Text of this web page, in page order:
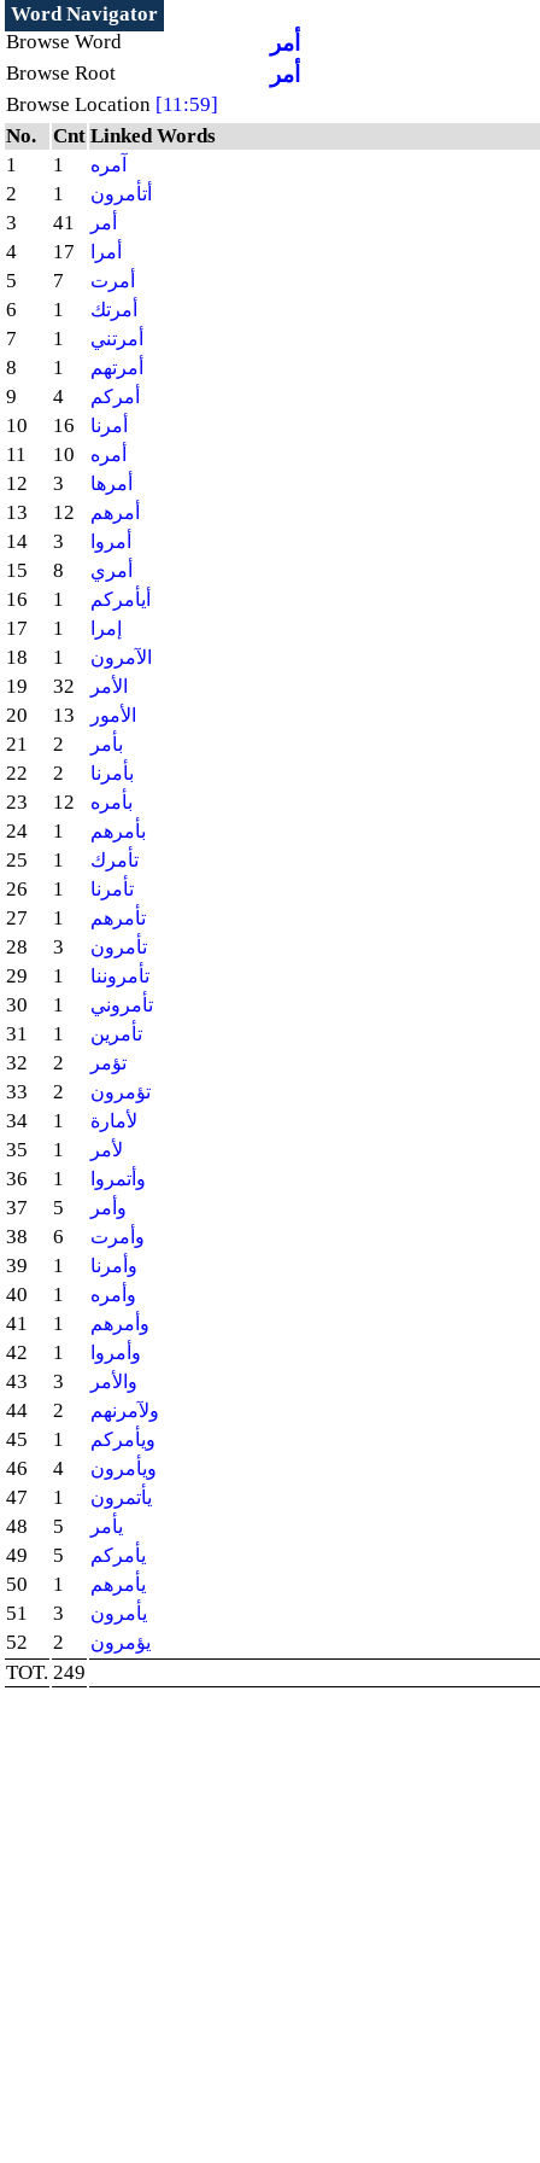
Word Navigator
Browse Word
أمر
Browse Root أمر
Browse Location [11:59]
No.
Cnt Linked Words
1
1 آمره
2 1 أتأمرون
3 41 أمر
4 17 أمرا
5 7 أمرت
6 1 أمرتك
7 1 أمرتني
8 1 أمرتهم
9 4 أمركم
10 16 أمرنا
11 10 أمره
12 3 أمرها
13 12 أمرهم
14 3 أمروا
15 8 أمري
16 1 أيأمركم
17 1 إمرا
18 1 الآمرون
19 32 الأمر
20 13 الأمور
21 2 بأمر
22 2 بأمرنا
23 12 بأمره
24 1 بأمرهم
25 1 تأمرك
26 1 تأمرنا
27 1 تأمرهم
28 3 تأمرون
29 1 تأمروننا
30 1 تأمروني
31 1 تأمرين
32 2 تؤمر
33 2 تؤمرون
34 1 لأمارة
35 1 لأمر
36 1 وأتمروا
37 5 وأمر
38 6 وأمرت
39 1 وأمرنا
40 1 وأمره
41 1 وأمرهم
42 1 وأمروا
43 3 والأمر
44 2 ولآمرنهم
45 1 ويأمركم
46 4 ويأمرون
47 1 يأتمرون
48 5 يأمر
49 5 يأمركم
50 1 يأمرهم
51 3 يأمرون
52 2 يؤمرون
TOT. 249